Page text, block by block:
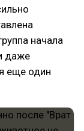
начала
даже
еще один